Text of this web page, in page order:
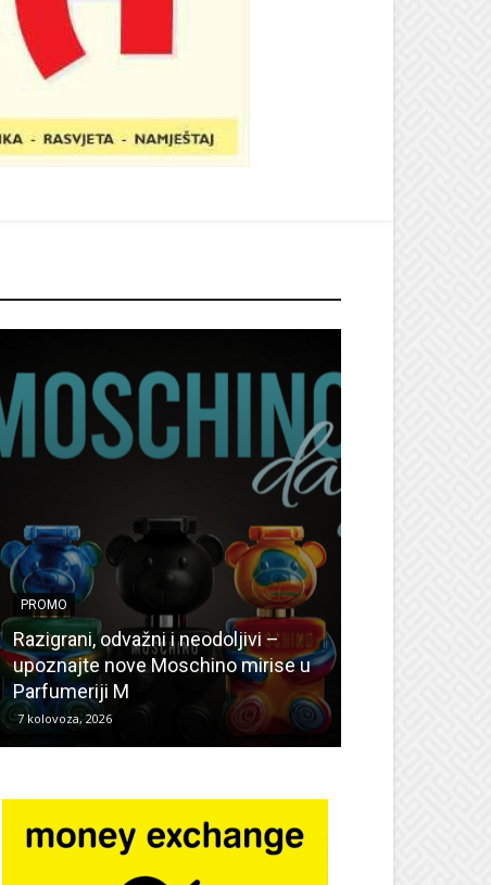
PROMO
Razigrani, odvažni i neodoljivi –
upoznajte nove Moschino mirise u
Parfumeriji M
7 kolovoza, 2026